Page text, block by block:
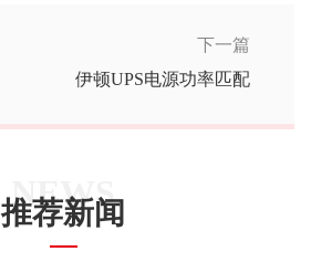
下一篇
伊顿UPS电源功率匹配
NEWS
推荐新闻